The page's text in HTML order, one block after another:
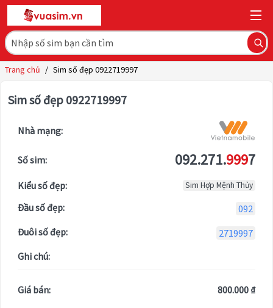
Trang chủ / Sim số đẹp 0922719997
Sim số đẹp 0922719997
Nhà mạng:
Số sim: 092.271.9997
Kiểu số đẹp: Sim Hợp Mệnh Thủy
Đầu số đẹp:
092
Đuôi số đẹp:
2719997
Ghi chú:
Giá bán: 800.000 ₫